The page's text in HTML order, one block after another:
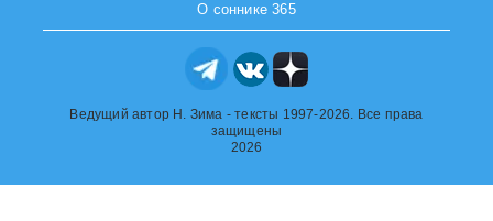
О соннике 365
Ведущий автор Н. Зима - тексты 1997-2026. Все права
защищены
2026